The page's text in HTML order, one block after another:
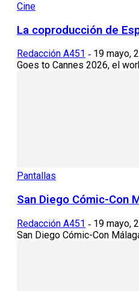
Cine
La coproducción de
Redacción A451 - 19 mayo,
Goes to Cannes 2026, el
Pantallas
San Diego Cómic-Con
Redacción A451 - 19 mayo,
San Diego Cómic-Con